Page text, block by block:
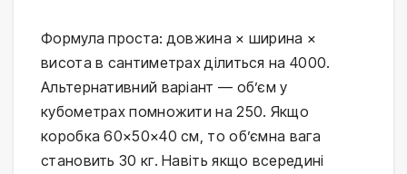
Формула проста: довжина × ширина ×
висота в сантиметрах ділиться на 4000.
Альтернативний варіант — об’єм у
кубометрах помножити на 250. Якщо
коробка 60×50×40 см, то об’ємна вага
становить 30 кг. Навіть якщо всередині